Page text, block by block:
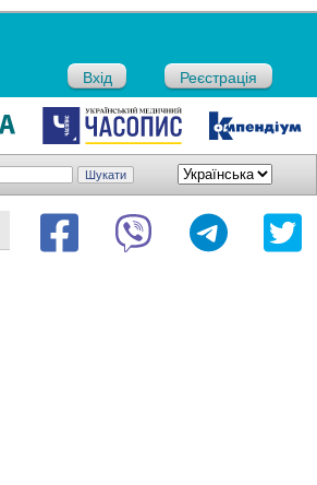
Вхід Реєстрація